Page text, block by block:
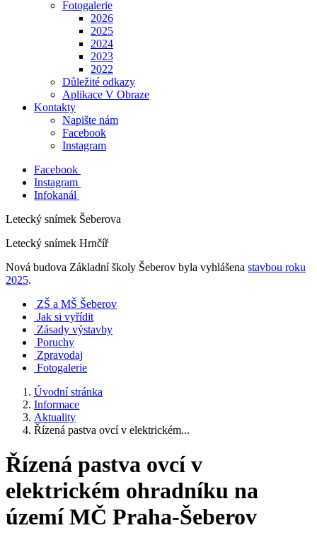
Fotogalerie
2026
2025
2024
2023
2022
Důležité odkazy
Aplikace V Obraze
Kontakty
Napište nám
Facebook
Instagram
Facebook
Instagram
Infokanál
Letecký snímek Šeberova
Letecký snímek Hrnčíř
Nová budova Základní školy Šeberov byla vyhlášena stavbou roku
2025.
ZŠ a MŠ Šeberov
Jak si vyřídit
Zásady výstavby
Poruchy
Zpravodaj
Fotogalerie
Úvodní stránka
Informace
Aktuality
Řízená pastva ovcí v elektrickém...
Řízená pastva ovcí v
elektrickém ohradníku na
území MČ Praha-Šeberov